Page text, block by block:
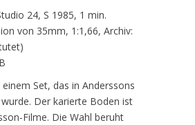
24, S 1985, 1 min.
von 35mm, 1:1,66, Archiv:
Set, das in Anderssons
Der karierte Boden ist
Filme. Die Wahl beruht